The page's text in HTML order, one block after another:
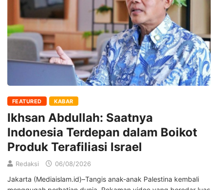
FEATURED KABAR
Ikhsan Abdullah: Saatnya
Indonesia Terdepan dalam Boikot
Produk Terafiliasi Israel
Redaksi 06/08/2026
Jakarta (Mediaislam.id)–Tangis anak-anak Palestina kembali